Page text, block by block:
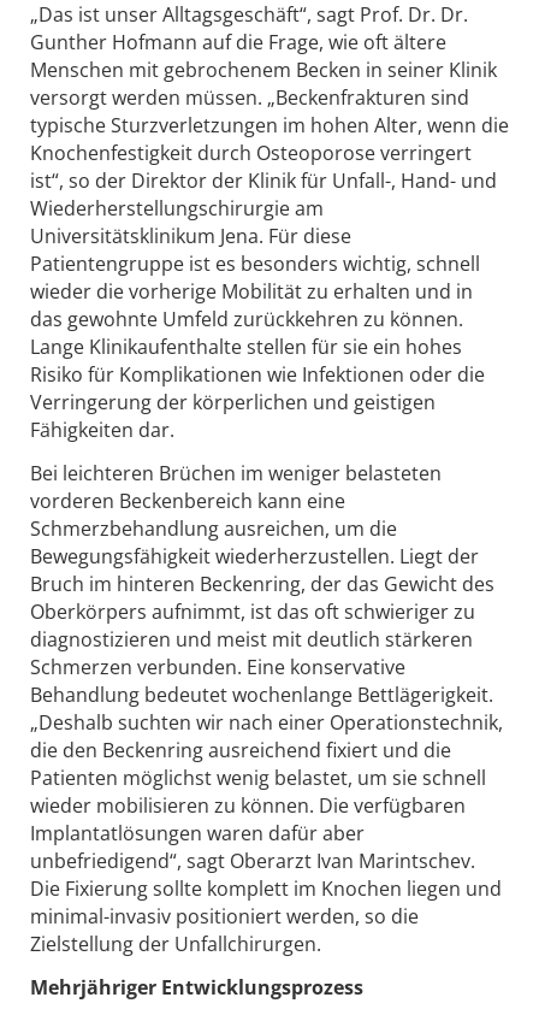
„Das ist unser Alltagsgeschäft“, sagt Prof. Dr. Dr.
Gunther Hofmann auf die Frage, wie oft ältere
Menschen mit gebrochenem Becken in seiner Klinik
versorgt werden müssen. „Beckenfrakturen sind
typische Sturzverletzungen im hohen Alter, wenn die
Knochenfestigkeit durch Osteoporose verringert
ist“, so der Direktor der Klinik für Unfall-, Hand- und
Wiederherstellungschirurgie am
Universitätsklinikum Jena. Für diese
Patientengruppe ist es besonders wichtig, schnell
wieder die vorherige Mobilität zu erhalten und in
das gewohnte Umfeld zurückkehren zu können.
Lange Klinikaufenthalte stellen für sie ein hohes
Risiko für Komplikationen wie Infektionen oder die
Verringerung der körperlichen und geistigen
Fähigkeiten dar.
Bei leichteren Brüchen im weniger belasteten
vorderen Beckenbereich kann eine
Schmerzbehandlung ausreichen, um die
Bewegungsfähigkeit wiederherzustellen. Liegt der
Bruch im hinteren Beckenring, der das Gewicht des
Oberkörpers aufnimmt, ist das oft schwieriger zu
diagnostizieren und meist mit deutlich stärkeren
Schmerzen verbunden. Eine konservative
Behandlung bedeutet wochenlange Bettlägerigkeit.
„Deshalb suchten wir nach einer Operationstechnik,
die den Beckenring ausreichend fixiert und die
Patienten möglichst wenig belastet, um sie schnell
wieder mobilisieren zu können. Die verfügbaren
Implantatlösungen waren dafür aber
unbefriedigend“, sagt Oberarzt Ivan Marintschev.
Die Fixierung sollte komplett im Knochen liegen und
minimal-invasiv positioniert werden, so die
Zielstellung der Unfallchirurgen.
Mehrjähriger Entwicklungsprozess